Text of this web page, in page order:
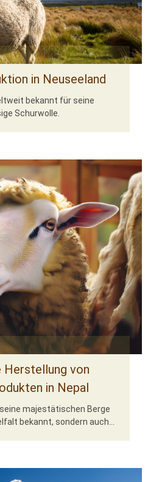
in Neuseeland
bekannt für seine
Schurwolle.
Herstellung von
in Nepal
majestätischen Berge
bekannt, sondern auch...